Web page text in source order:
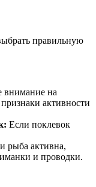
правильную
внимание на
активности
Если поклевок
рыба активна,
и проводки.